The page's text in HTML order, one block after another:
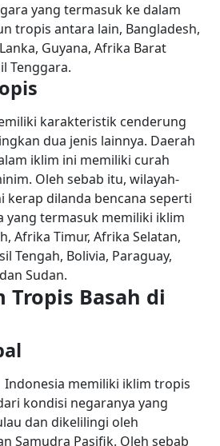
yang termasuk ke dalam
tropis antara lain, Bangladesh,
Guyana, Afrika Barat
Tenggara.
karakteristik cenderung
dua jenis lainnya. Daerah
iklim ini memiliki curah
Oleh sebab itu, wilayah-
kerap dilanda bencana seperti
yang termasuk memiliki iklim
Afrika Timur, Afrika Selatan,
Tengah, Bolivia, Paraguay,
Sudan.
Basah di
Indonesia memiliki iklim tropis
kondisi negaranya yang
dan dikelilingi oleh
Samudra Pasifik. Oleh sebab